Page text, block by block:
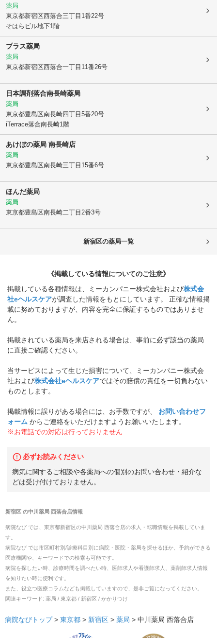
薬局
東京都新宿区西落合三丁目1番22号
そはらビル地下1階
プラス薬局
薬局
東京都新宿区西落合一丁目11番26号
日本調剤落合南長崎薬局
薬局
東京都豊島区南長崎四丁目5番20号
iTerrace落合南長崎1階
あけぼの薬局 南長崎店
薬局
東京都豊島区南長崎三丁目15番6号
ほんだ薬局
薬局
東京都豊島区南長崎二丁目2番3号
新宿区の薬局一覧
《掲載している情報についてのご注意》
掲載している各種情報は、ミーカンパニー株式会社および株式会
社eヘルスケアが調査した情報をもとにしています。 正確な情報掲
載に努めておりますが、内容を完全に保証するものではありませ
ん。
掲載されている薬局を来店される場合は、事前に必ず該当の薬局
に直接ご確認ください。
当サービスによって生じた損害について、ミーカンパニー株式会
社および株式会社eヘルスケアではその賠償の責任を一切負わない
ものとします。
掲載情報に誤りがある場合には、お手数ですが、
お問い合わせフ
ォーム からご連絡をいただけますようお願いいたします。
※お電話での対応は行っておりません
必ずお読みください
病気に関するご相談や各薬局への個別のお問い合わせ・紹介な
どは受け付けておりません。
新宿区の中川薬局 西落合店情報
病院なび では、 東京都新宿区の中川薬局 西落合店の求人・転職情報を掲載していま
す。
病院なび では市区町村別/診療科目別に病院・医院・薬局を探せるほか、予約ができる
医療機関や、キーワードでの検索も可能です。
病院を探したい時、診療時間を調べたい時、医師求人や看護師求人、薬剤師求人情報
を知りたい時に便利です。
また、役立つ医療コラムなども掲載していますので、是非ご覧になってください。
関連キーワード: 薬局 / 東京都 / 新宿区 / かかりつけ
病院なびトップ > 東京都 > 新宿区 > 薬局 > 中川薬局 西落合店